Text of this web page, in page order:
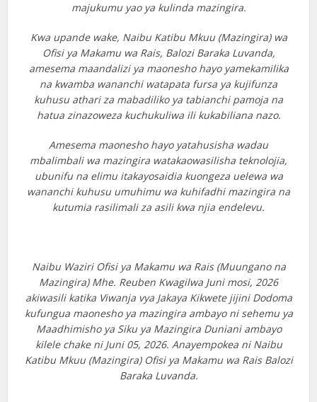
majukumu yao ya kulinda mazingira.
Kwa upande wake, Naibu Katibu Mkuu (Mazingira) wa
Ofisi ya Makamu wa Rais, Balozi Baraka Luvanda,
amesema maandalizi ya maonesho hayo yamekamilika
na kwamba wananchi watapata fursa ya kujifunza
kuhusu athari za mabadiliko ya tabianchi pamoja na
hatua zinazoweza kuchukuliwa ili kukabiliana nazo.
Amesema maonesho hayo yatahusisha wadau
mbalimbali wa mazingira watakaowasilisha teknolojia,
ubunifu na elimu itakayosaidia kuongeza uelewa wa
wananchi kuhusu umuhimu wa kuhifadhi mazingira na
kutumia rasilimali za asili kwa njia endelevu.
Naibu Waziri Ofisi ya Makamu wa Rais (Muungano na
Mazingira) Mhe. Reuben Kwagilwa Juni mosi, 2026
akiwasili katika Viwanja vya Jakaya Kikwete jijini Dodoma
kufungua maonesho ya mazingira ambayo ni sehemu ya
Maadhimisho ya Siku ya Mazingira Duniani ambayo
kilele chake ni Juni 05, 2026. Anayempokea ni Naibu
Katibu Mkuu (Mazingira) Ofisi ya Makamu wa Rais Balozi
Baraka Luvanda.